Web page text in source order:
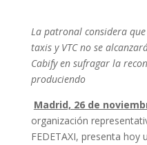
La patronal considera
taxis y VTC no se
Cabify en sufragar la
produciendo
Madrid, 26 de
organización
FEDETAXI, presenta